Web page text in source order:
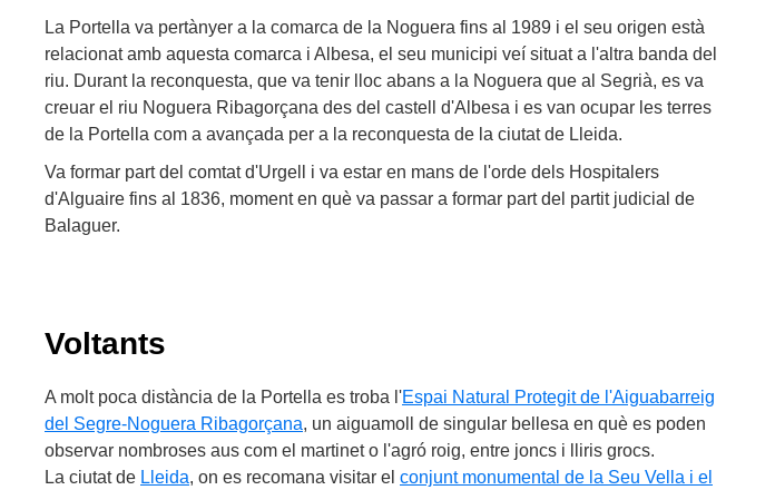
La Portella va pertànyer a la comarca de la Noguera fins al 1989 i el seu origen està
relacionat amb aquesta comarca i Albesa, el seu municipi veí situat a l'altra banda del
riu. Durant la reconquesta, que va tenir lloc abans a la Noguera que al Segrià, es va
creuar el riu Noguera Ribagorçana des del castell d'Albesa i es van ocupar les terres
de la Portella com a avançada per a la reconquesta de la ciutat de Lleida.
Va formar part del comtat d'Urgell i va estar en mans de l'orde dels Hospitalers
d'Alguaire fins al 1836, moment en què va passar a formar part del partit judicial de
Balaguer.
Voltants
A molt poca distància de la Portella es troba l'Espai Natural Protegit de l'Aiguabarreig
del Segre-Noguera Ribagorçana, un aiguamoll de singular bellesa en què es poden
observar nombroses aus com el martinet o l'agró roig, entre joncs i lliris grocs.
La ciutat de Lleida, on es recomana visitar el conjunt monumental de la Seu Vella i el